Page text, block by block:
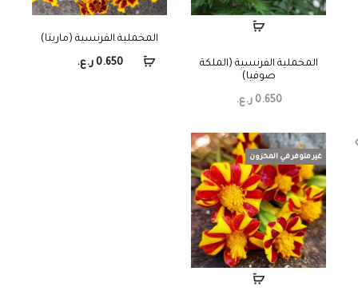
المخملية الفرنسية (الملكة
صوفيا)
0.650 ر.ع.
المخملية الفرنسية (ماريتا)
0.650 ر.ع.
غير متوفر في المخزون